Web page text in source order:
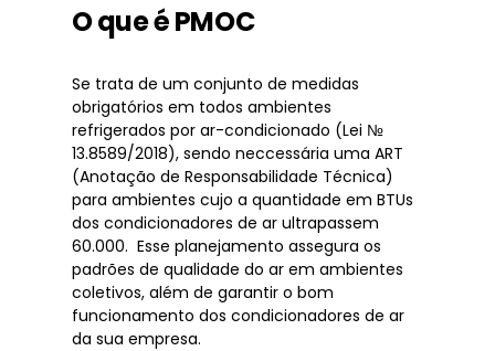
O que é PMOC
Se trata de um conjunto de medidas
obrigatórios em todos ambientes
refrigerados por ar-condicionado (Lei №
13.8589/2018), sendo neccessária uma ART
(Anotação de Responsabilidade Técnica)
para ambientes cujo a quantidade em BTUs
dos condicionadores de ar ultrapassem
60.000. Esse planejamento assegura os
padrões de qualidade do ar em ambientes
coletivos, além de garantir o bom
funcionamento dos condicionadores de ar
da sua empresa.